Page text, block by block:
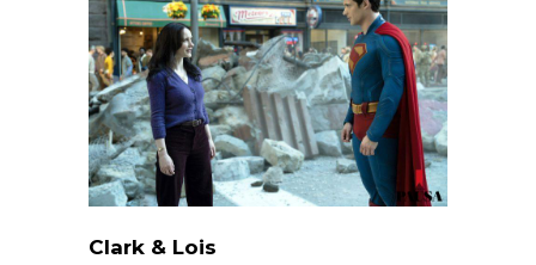
Clark & Lois